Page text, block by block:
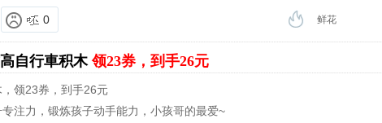
0 鲜花
自行車积木领23券，到手26元
领23券，到手26元
注力，锻炼孩子动手能力，小孩哥的最爱~